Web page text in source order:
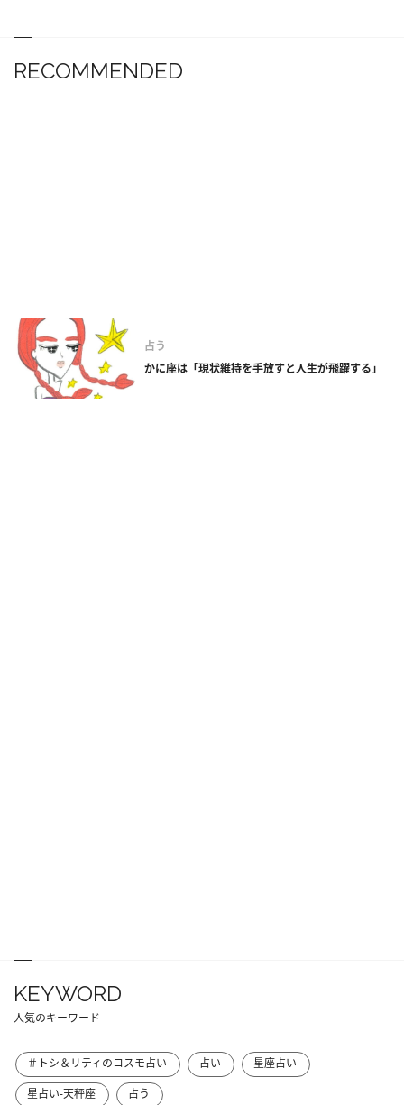
RECOMMENDED
占う
かに座は「現状維持を手放すと人生が飛躍する」
KEYWORD
人気のキーワード
＃トシ＆リティのコスモ占い 占い
星座占い
星占い-天秤座
占う